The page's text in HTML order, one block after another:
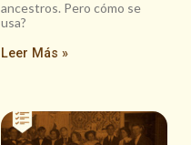
ancestros. Pero cómo se
usa?
Leer Más »